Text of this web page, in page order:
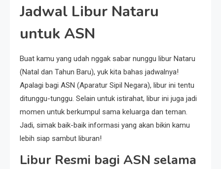
Jadwal Libur Nataru
untuk ASN
Buat kamu yang udah nggak sabar nunggu libur Nataru
(Natal dan Tahun Baru), yuk kita bahas jadwalnya!
Apalagi bagi ASN (Aparatur Sipil Negara), libur ini tentu
ditunggu-tunggu. Selain untuk istirahat, libur ini juga jadi
momen untuk berkumpul sama keluarga dan teman.
Jadi, simak baik-baik informasi yang akan bikin kamu
lebih siap sambut liburan!
Libur Resmi bagi ASN selama